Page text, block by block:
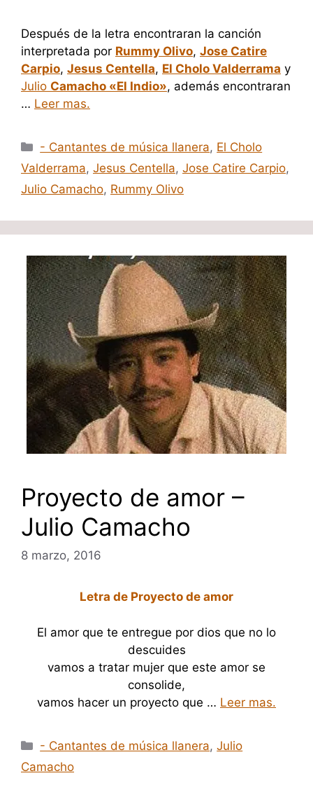
Después de la letra encontraran la canción
interpretada por Rummy Olivo, Jose Catire
Carpio, Jesus Centella, El Cholo Valderrama y
Julio Camacho «El Indio», además encontraran
… Leer mas.
Categorías
- Cantantes de música llanera, El Cholo
Valderrama, Jesus Centella, Jose Catire Carpio,
Julio Camacho, Rummy Olivo
Proyecto de amor –
Julio Camacho
8 marzo, 2016
Letra de Proyecto de amor
El amor que te entregue por dios que no lo
descuides
vamos a tratar mujer que este amor se
consolide,
vamos hacer un proyecto que … Leer mas.
Categorías
- Cantantes de música llanera,Julio
Camacho